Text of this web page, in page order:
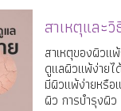
สาเหตุและ
สาเหตุของผิว
ดูแลผิวแพ้ง่าย
มีผิวแพ้ง่ายหรือ
ผิว การบำรุงผิ